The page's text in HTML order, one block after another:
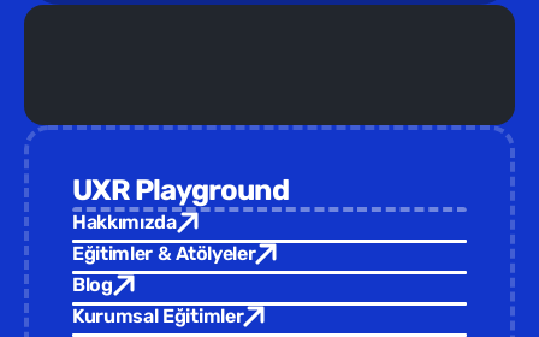
UXR Playground
Hakkımızda
Eğitimler & Atölyeler
Blog
Kurumsal Eğitimler